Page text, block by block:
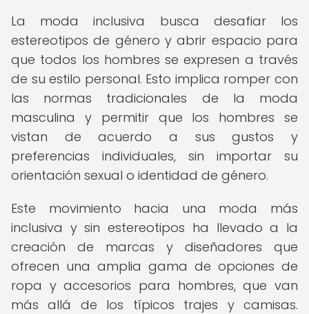
La moda inclusiva busca desafiar los
estereotipos de género y abrir espacio para
que todos los hombres se expresen a través
de su estilo personal. Esto implica romper con
las normas tradicionales de la moda
masculina y permitir que los hombres se
vistan de acuerdo a sus gustos y
preferencias individuales, sin importar su
orientación sexual o identidad de género.
Este movimiento hacia una moda más
inclusiva y sin estereotipos ha llevado a la
creación de marcas y diseñadores que
ofrecen una amplia gama de opciones de
ropa y accesorios para hombres, que van
más allá de los típicos trajes y camisas.